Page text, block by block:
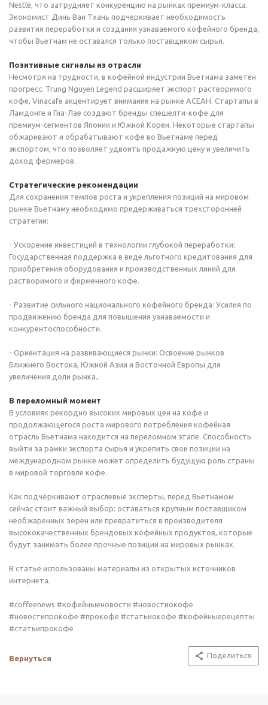
Nestlé, что затрудняет конкуренцию на рынках премиум-класса.
Экономист Динь Ван Тхань подчеркивает необходимость
развития переработки и создания узнаваемого кофейного бренда,
чтобы Вьетнам не оставался только поставщиком сырья.
Позитивные сигналы из отрасли
Несмотря на трудности, в кофейной индустрии Вьетнама заметен
прогресс. Trung Nguyen Legend расширяет экспорт растворимого
кофе, Vinacafe акцентирует внимание на рынке АСЕАН. Стартапы в
Ламдонге и Гиа-Лае создают бренды спешелти-кофе для
премиум-сегментов Японии и Южной Кореи. Некоторые стартапы
обжаривают и обрабатывают кофе во Вьетнаме перед
экспортом, что позволяет удвоить продажную цену и увеличить
доход фермеров.
Стратегические рекомендации
Для сохранения темпов роста и укрепления позиций на мировом
рынке Вьетнаму необходимо придерживаться трехсторонней
стратегии:
- Ускорение инвестиций в технологии глубокой переработки:
Государственная поддержка в виде льготного кредитования для
приобретения оборудования и производственных линий для
растворимого и фирменного кофе.
- Развитие сильного национального кофейного бренда: Усилия по
продвижению бренда для повышения узнаваемости и
конкурентоспособности.
- Ориентация на развивающиеся рынки: Освоение рынков
Ближнего Востока, Южной Азии и Восточной Европы для
увеличения доли рынка..
В переломный момент
В условиях рекордно высоких мировых цен на кофе и
продолжающегося роста мирового потребления кофейная
отрасль Вьетнама находится на переломном этапе. Способность
выйти за рамки экспорта сырья и укрепить свои позиции на
международном рынке может определить будущую роль страны
в мировой торговле кофе.
Как подчёркивают отраслевые эксперты, перед Вьетнамом
сейчас стоит важный выбор: оставаться крупным поставщиком
необжаренных зёрен или превратиться в производителя
высококачественных брендовых кофейных продуктов, которые
будут занимать более прочные позиции на мировых рынках.
В статье использованы материалы из открытых источников
интернета.
#coffeenews #кофейныеновости #новостиокофе
#новостипрокофе #прокофе #статьиокофе #кофейныерецепты
#статьипрокофе
Вернуться Поделиться